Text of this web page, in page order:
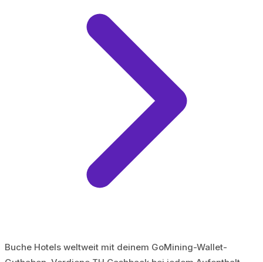
Buche Hotels weltweit mit deinem GoMining-Wallet-